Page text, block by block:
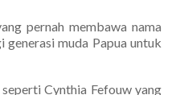
pernah membawa nama
muda Papua untuk
Cynthia Fefouw yang